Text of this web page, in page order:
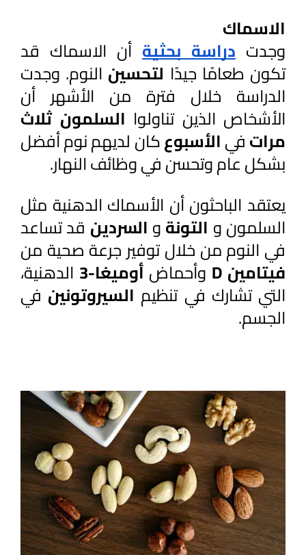
الاسماك
وجدت دراسة بحثية
تكون طعامًا جيدًا لتحسين
الأشخاص الذين تناولوا
مرات في الأسبوع
بشكل عام وتحسن في وظائف النهار.
السلمون و التونة و السردين
في النوم من خلال توفير جرعة صحية من
فيتامين D وأحماض أوميغا-3
التي تشارك في تنظيم السيروتونين
الجسم.